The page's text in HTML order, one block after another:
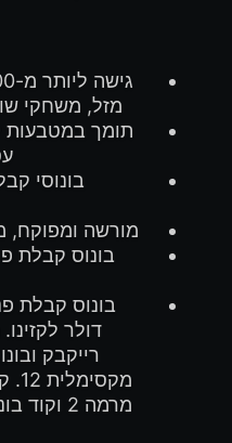
מזל, משחקי
תומך במטבעות
מורשה ומפוקח,
רייקבק